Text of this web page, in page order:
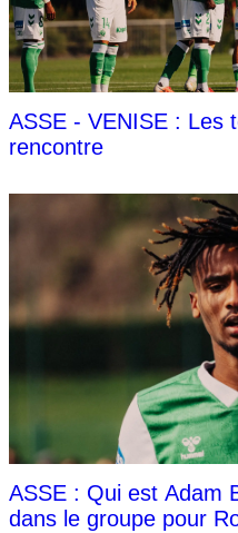
ASSE - VENISE : Les
rencontre
ASSE : Qui est Adam
dans le groupe pour